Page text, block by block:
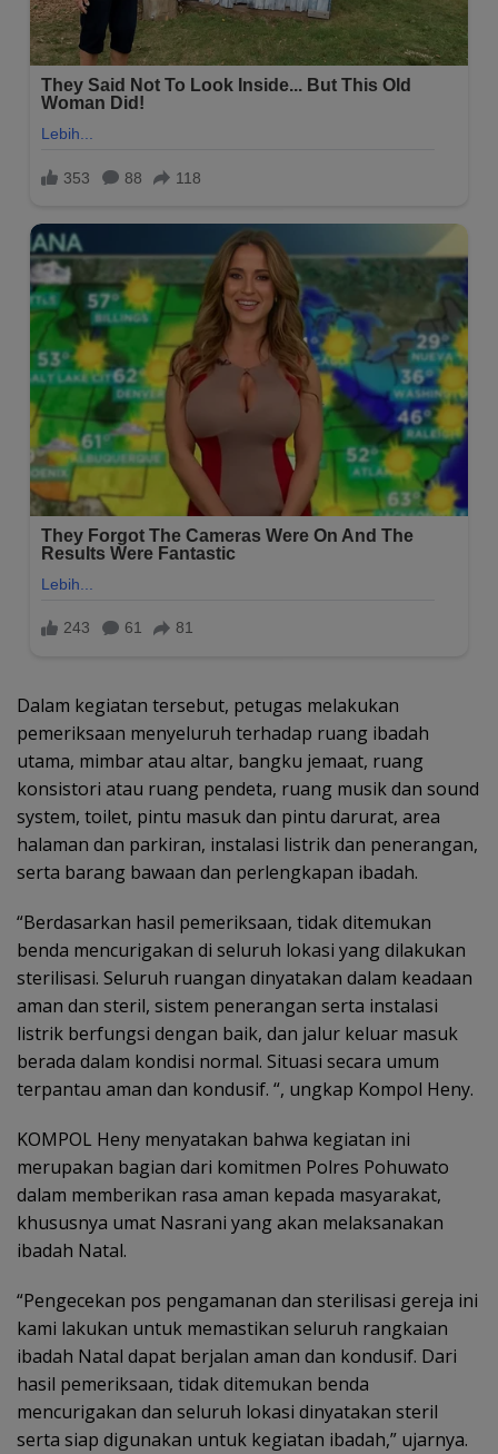
Dalam kegiatan tersebut, petugas melakukan
pemeriksaan menyeluruh terhadap ruang ibadah
utama, mimbar atau altar, bangku jemaat, ruang
konsistori atau ruang pendeta, ruang musik dan sound
system, toilet, pintu masuk dan pintu darurat, area
halaman dan parkiran, instalasi listrik dan penerangan,
serta barang bawaan dan perlengkapan ibadah.
“Berdasarkan hasil pemeriksaan, tidak ditemukan
benda mencurigakan di seluruh lokasi yang dilakukan
sterilisasi. Seluruh ruangan dinyatakan dalam keadaan
aman dan steril, sistem penerangan serta instalasi
listrik berfungsi dengan baik, dan jalur keluar masuk
berada dalam kondisi normal. Situasi secara umum
terpantau aman dan kondusif. “, ungkap Kompol Heny.
KOMPOL Heny menyatakan bahwa kegiatan ini
merupakan bagian dari komitmen Polres Pohuwato
dalam memberikan rasa aman kepada masyarakat,
khususnya umat Nasrani yang akan melaksanakan
ibadah Natal.
“Pengecekan pos pengamanan dan sterilisasi gereja ini
kami lakukan untuk memastikan seluruh rangkaian
ibadah Natal dapat berjalan aman dan kondusif. Dari
hasil pemeriksaan, tidak ditemukan benda
mencurigakan dan seluruh lokasi dinyatakan steril
serta siap digunakan untuk kegiatan ibadah,” ujarnya.